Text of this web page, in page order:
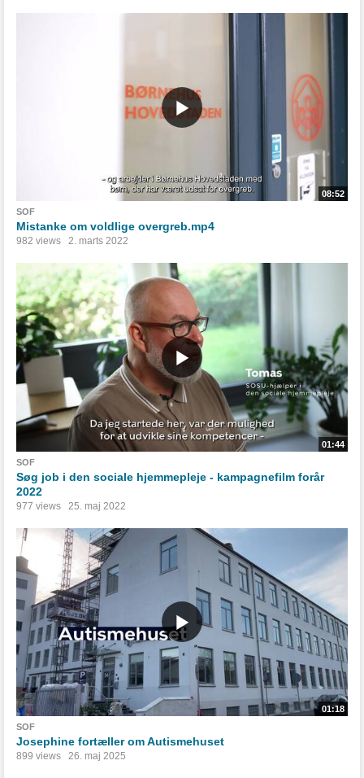
08:52
SOF
Mistanke om voldlige overgreb.mp4
982 views 2. marts 2022
01:44
SOF
Søg job i den sociale hjemmepleje - kampagnefilm forår
2022
977 views 25. maj 2022
01:18
SOF
Josephine fortæller om Autismehuset
899 views 26. maj 2025